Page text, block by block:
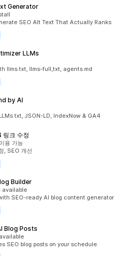
Generator
SEO Alt Text That Actually Ranks
LLMs
llms.txt, llms-full,txt, agents.md
by AI
JSON-LD, IndexNow & GA4
크 수정
용 가능
, SEO 개선
Builder
available
SEO-ready AI blog content generator
Blog Posts
SEO blog posts on your schedule.